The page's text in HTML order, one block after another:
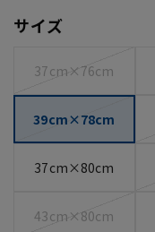
サイズ
37cm×76cm
39cm×78cm
37cm×80cm
43cm×80cm